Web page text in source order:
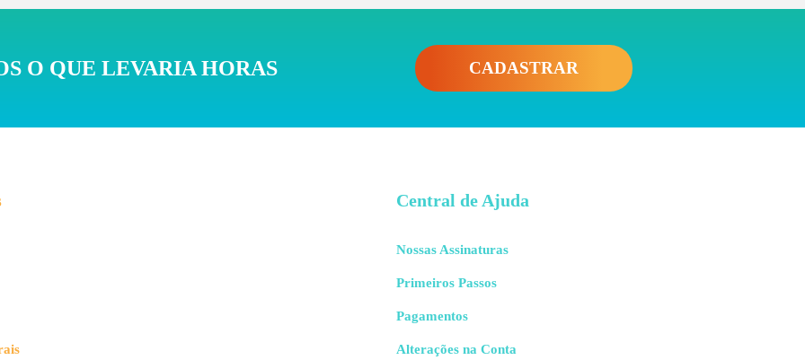
, isto é, a linha que separa o estado liquido dos estados
sólido do estado sólido + líquido. Essas linhas são as mesmas que vimos no diagrama de fases
aqui é a linha
, ela indica o limite de solubilidade que cada componente possuem. Por exemplo,
O QUE LEVARIA HORAS CADASTRAR
Central de Ajuda
Nossas Assinaturas
Primeiros Passos
Pagamentos
Alterações na Conta